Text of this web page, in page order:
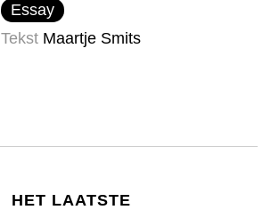
Essay
Tekst Maartje Smits
HET LAATSTE